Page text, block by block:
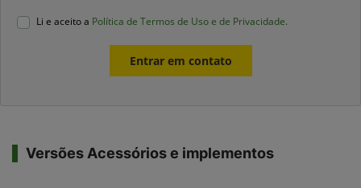
Li e aceito a Política de Termos de Uso e de Privacidade.
Entrar em contato
Versões Acessórios e implementos